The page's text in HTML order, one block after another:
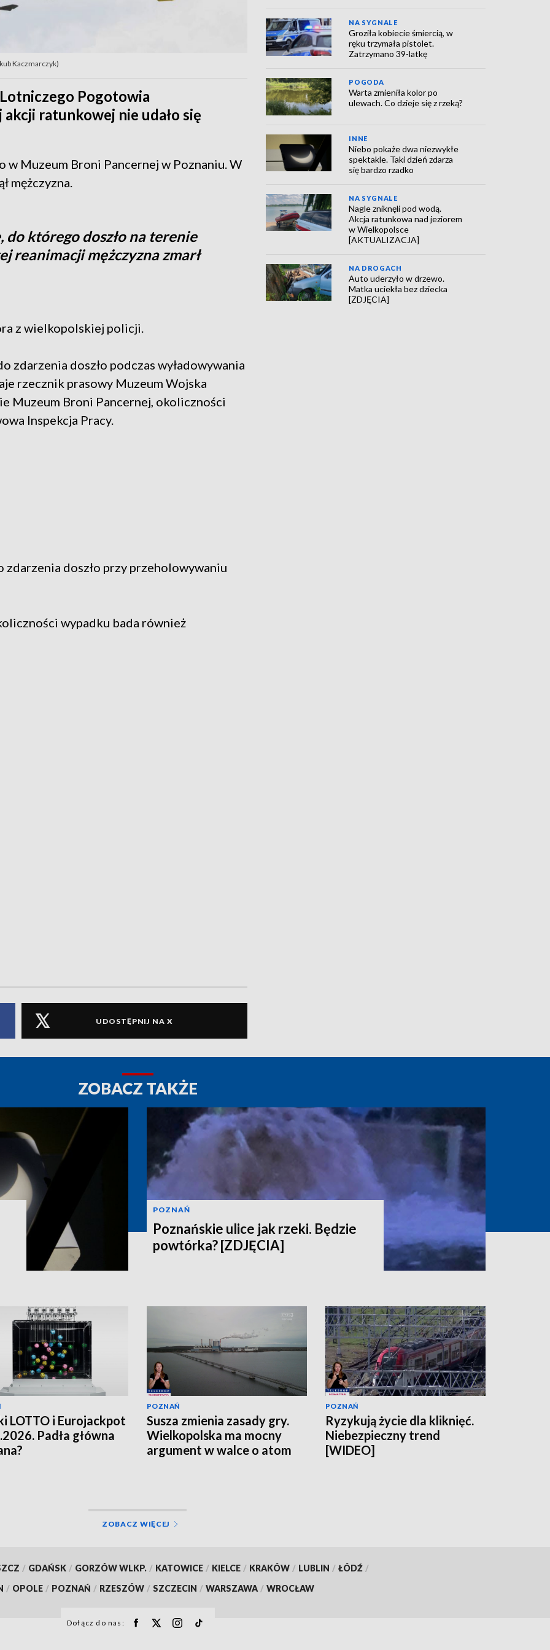
Kaczmarczyk)
Pogotowia
ratunkowej nie udało się
w Muzeum Broni Pancernej w Poznaniu. W
mężczyzna.
którego doszło na terenie
reanimacji mężczyzna zmarł
z wielkopolskiej policji.
zdarzenia doszło podczas wyładowywania
rzecznik prasowy Muzeum Wojska
Muzeum Broni Pancernej, okoliczności
Inspekcja Pracy.
zdarzenia doszło przy przeholowywaniu
wypadku bada również
UDOSTĘPNIJ NA X
NA SYGNALE
Groziła kobiecie śmiercią, w
ręku trzymała pistolet.
Zatrzymano 39-latkę
POGODA
Warta zmieniła kolor po
ulewach. Co dzieje się z rzeką?
INNE
Niebo pokaże dwa niezwykłe
spektakle. Taki dzień zdarza
się bardzo rzadko
NA SYGNALE
Nagle zniknęli pod wodą.
Akcja ratunkowa nad jeziorem
w Wielkopolsce
[AKTUALIZACJA]
NA DROGACH
Auto uderzyło w drzewo.
Matka uciekła bez dziecka
[ZDJĘCIA]
ZOBACZ TAKŻE
POZNAŃ
Poznańskie ulice jak rzeki. Będzie
powtórka? [ZDJĘCIA]
LOTTO i Eurojackpot
Padła główna
POZNAŃ
Susza zmienia zasady gry.
Wielkopolska ma mocny
argument w walce o atom
POZNAŃ
Ryzykują życie dla kliknięć.
Niebezpieczny trend
[WIDEO]
ZOBACZ WIĘCEJ
/ GDAŃSK / GORZÓW WLKP. / KATOWICE / KIELCE / KRAKÓW / LUBLIN / ŁÓDŹ /
/ OPOLE / POZNAŃ / RZESZÓW / SZCZECIN / WARSZAWA / WROCŁAW
Dołącz do nas: